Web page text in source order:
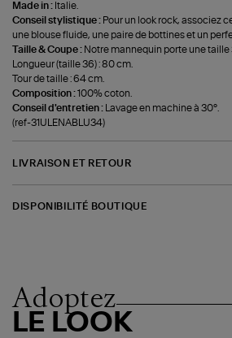
Made in : Italie.
Conseil stylistique : Pour un look rock, associez
une blouse fluide, une paire de bottines et un
Taille & Coupe : Notre mannequin porte une taille
Longueur (taille 36) : 80 cm.
Tour de taille : 64 cm.
Composition :100% coton.
Conseil d'entretien :
Lavage en machine à 30°.
(ref-31ULENABLU34)
LIVRAISON ET RETOUR
DISPONIBILITÉ BOUTIQUE
Adoptez
LE LOOK